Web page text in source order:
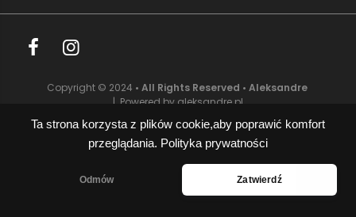
Ta strona korzysta z plików cookie,aby poprawić komfort
przeglądania. Polityka prywatności
Odmów Zatwierdź
Copyright © 2024 • All Rights Reserved • Aleksandre
| Powered by aleksandre.pl